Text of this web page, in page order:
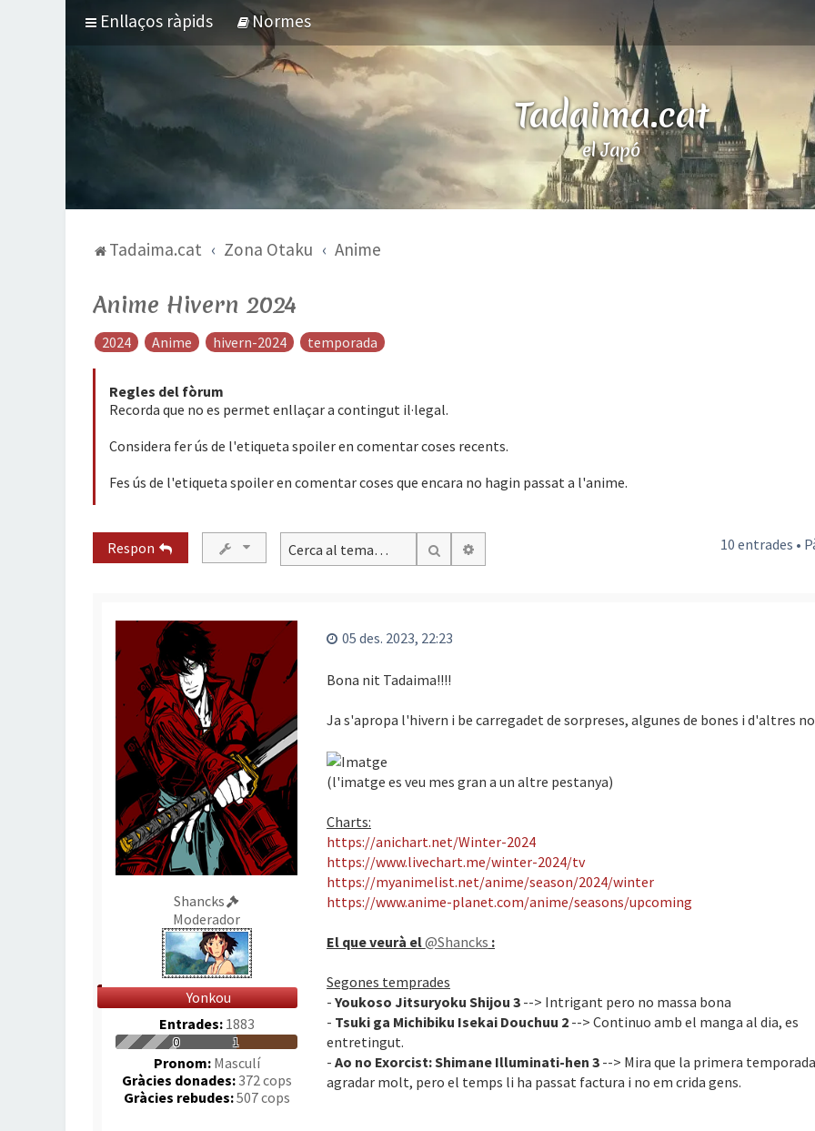
Enllaços ràpids Normes
Tadaima.cat
el Japó
Tadaima.cat Zona Otaku Anime
Anime Hivern 2024
2024 Anime hivern-2024 temporada
Regles del fòrum
Recorda que no es permet enllaçar a contingut il·legal.
Considera fer ús de l'etiqueta spoiler en comentar coses recents.
Fes ús de l'etiqueta spoiler en comentar coses que encara no hagin passat a l'anime.
Respon Cerca 10 entrades •
Shancks
Moderador
Yonkou
Entrades: 1883
0 1
Pronom:Masculí
Gràcies donades:372 cops
Gràcies rebudes:507 cops
05 des. 2023, 22:23
Bona nit Tadaima!!!!
Ja s'apropa l'hivern i be carregadet de sorpreses, algunes de bones i d'altres
(l'imatge es veu mes gran a un altre pestanya)
Charts:
https://anichart.net/Winter-2024
https://www.livechart.me/winter-2024/tv
https://myanimelist.net/anime/season/2024/winter
https://www.anime-planet.com/anime/seasons/upcoming
El que veurà el@Shancks :
Segones temprades
- Youkoso Jitsuryoku Shijou 3 --> Intrigant pero no massa bona
- Tsuki ga Michibiku Isekai Douchuu 2 --> Continuo amb el manga al dia, es
entretingut.
- Ao no Exorcist: Shimane Illuminati-hen 3 --> Mira que la primera
agradar molt, pero el temps li ha passat factura i no em crida gens.